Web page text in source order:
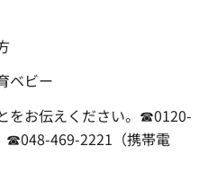
ベビー
をお伝えください。☎0120-
☎048-469-2221（携帯電